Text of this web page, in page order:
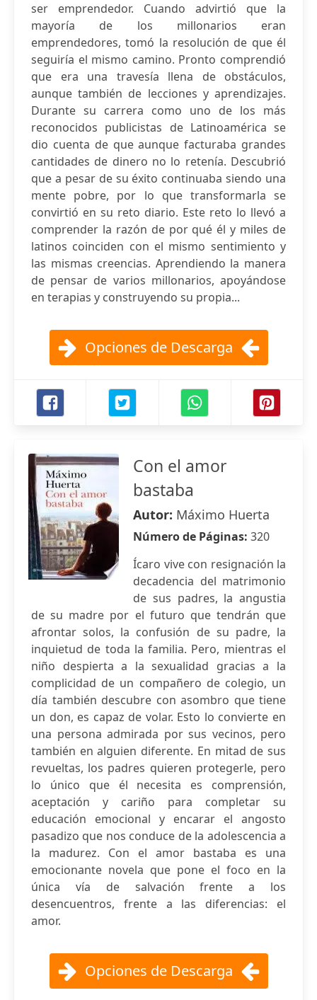
ser emprendedor. Cuando advirtió que la
mayoría de los millonarios eran
emprendedores, tomó la resolución de que él
seguiría el mismo camino. Pronto comprendió
que era una travesía llena de obstáculos,
aunque también de lecciones y aprendizajes.
Durante su carrera como uno de los más
reconocidos publicistas de Latinoamérica se
dio cuenta de que aunque facturaba grandes
cantidades de dinero no lo retenía. Descubrió
que a pesar de su éxito continuaba siendo una
mente pobre, por lo que transformarla se
convirtió en su reto diario. Este reto lo llevó a
comprender la razón de por qué él y miles de
latinos coinciden con el mismo sentimiento y
las mismas creencias. Aprendiendo la manera
de pensar de varios millonarios, apoyándose
en terapias y construyendo su propia...
Opciones de Descarga
Con el amor
bastaba
Autor: Máximo Huerta
Número de Páginas: 320
Ícaro vive con resignación la
decadencia del matrimonio
de sus padres, la angustia
de su madre por el futuro que tendrán que
afrontar solos, la confusión de su padre, la
inquietud de toda la familia. Pero, mientras el
niño despierta a la sexualidad gracias a la
complicidad de un compañero de colegio, un
día también descubre con asombro que tiene
un don, es capaz de volar. Esto lo convierte en
una persona admirada por sus vecinos, pero
también en alguien diferente. En mitad de sus
revueltas, los padres quieren protegerle, pero
lo único que él necesita es comprensión,
aceptación y cariño para completar su
educación emocional y encarar el angosto
pasadizo que nos conduce de la adolescencia a
la madurez. Con el amor bastaba es una
emocionante novela que pone el foco en la
única vía de salvación frente a los
desencuentros, frente a las diferencias: el
amor.
Opciones de Descarga